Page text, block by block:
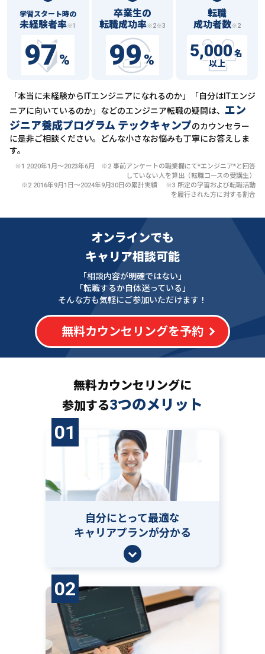
学習スタート時の
未経験者率※1
97%
卒業生の
転職成功率※2※3
99%
転職
成功者数※2
5,000 名
以上
「本当に未経験からITエンジニアになれるのか」「自分はITエンジ
ニアに向いているのか」などのエンジニア転職の疑問は、 エン
ジニア養成プログラム テックキャンプのカウンセラー
に是非ご相談ください。どんな小さなお悩みも丁寧にお答えしま
す。
※1 2020年1月〜2023年6月 ※2 事前アンケートの職業欄にて*エンジニア*と回答
していない人を算出（転職コースの受講生）
※2 2016年9月1日〜2024年9月30日の累計実績 ※3 所定の学習および転職活動
を履行された方に対する割合
オンラインでも
キャリア相談可能
「相談内容が明確ではない」
「転職するか自体迷っている」
そんな方も気軽にご参加いただけます！
無料カウンセリングを予約
無料カウンセリングに
参加する3つのメリット
01
自分にとって最適な
キャリアプランが分かる
02